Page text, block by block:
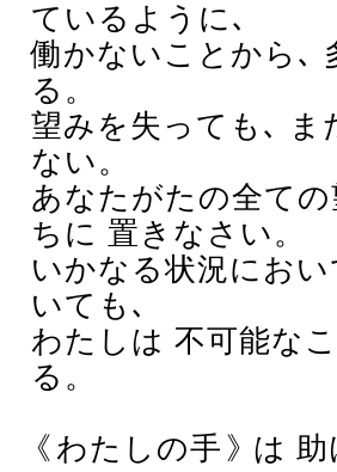
ているように､
働かないことから､
る。
望みを失っても､ ま
ない。
あなたがたの全て
ちに 置きなさい。
いかなる状況にお
いても､
わたしは 不可能な
る。
《 わたしの手 》は